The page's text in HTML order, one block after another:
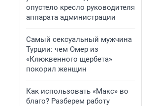
опустело кресло руководителя
аппарата администрации
Самый сексуальный мужчина
Турции: чем Омер из
«Клюквенного щербета»
покорил женщин
Как использовать «Макс» во
благо? Разберем работу